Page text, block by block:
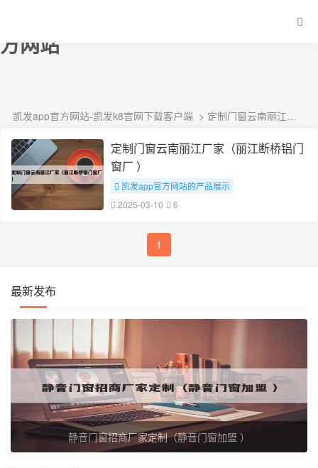
定制门窗云南丽江厂家-凯发app官
方网站
凯发app官方网站-凯发k8官网下载客户端 > 定制门窗云南丽江厂家
定制门窗云南丽江厂家（丽江断桥铝门
窗厂 ）
凯发app官方网站的产品展示
# 定制门窗云南丽江厂家
2025-03-10 6
1
最新发布
静音门窗招商厂家定制（静音门窗加盟 ）